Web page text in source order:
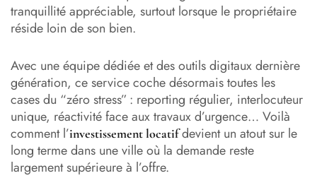
tranquillité appréciable, surtout lorsque le propriétaire
réside loin de son bien.
Avec une équipe dédiée et des outils digitaux dernière
génération, ce service coche désormais toutes les
cases du “zéro stress” : reporting régulier, interlocuteur
unique, réactivité face aux travaux d’urgence… Voilà
comment l’investissement locatifdevient un atout sur le
long terme dans une ville où la demande reste
largement supérieure à l’offre.